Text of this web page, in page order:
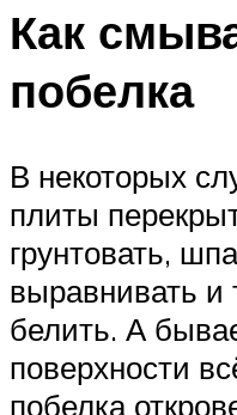
Как
побелка
В некоторых
плиты
грунтовать,
выравнивать и
белить. А
поверхности
побелка